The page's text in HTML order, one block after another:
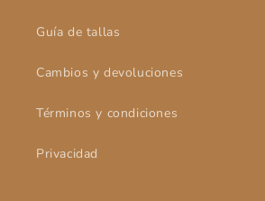
Guía de tallas
Cambios y devoluciones
Términos y condiciones
Privacidad